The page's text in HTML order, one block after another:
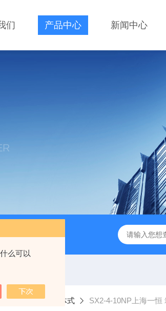
么可以
们 产品中心 新闻中心
水分测定仪 叶拓 MGC-1000P 恒温恒湿
式电阻炉 一体式 SX2-4-10NP上海一恒